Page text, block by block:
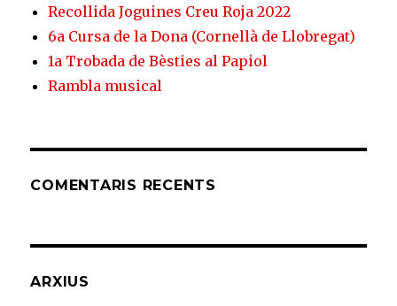
Recollida Joguines Creu Roja 2022
6a Cursa de la Dona (Cornellà de Llobregat)
1a Trobada de Bèsties al Papiol
Rambla musical
COMENTARIS RECENTS
ARXIUS